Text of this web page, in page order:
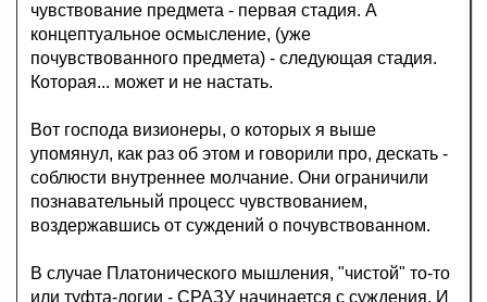
чувствование предмета - первая стадия. А
концептуальное осмысление, (уже
почувствованного предмета) - следующая стадия.
Которая... может и не настать.
Вот господа визионеры, о которых я выше
упомянул, как раз об этом и говорили про, дескать -
соблюсти внутреннее молчание. Они ограничили
познавательный процесс чувствованием,
воздержавшись от суждений о почувствованном.
В случае Платонического мышления, "чистой" то-то
или туфта-логии - СРАЗУ начинается с суждения. И